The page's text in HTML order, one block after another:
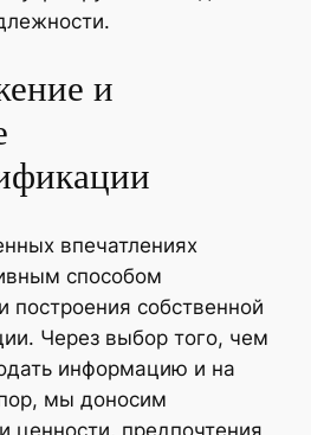
и
впечатлениях
способом
построения собственной
Через выбор того, чем
информацию и на
мы доносим
предпочтения